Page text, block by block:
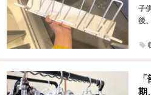
子
後
期